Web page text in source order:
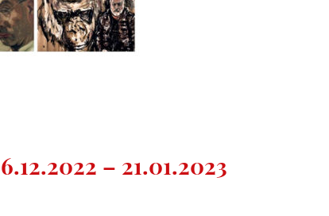
– 21.01.2023